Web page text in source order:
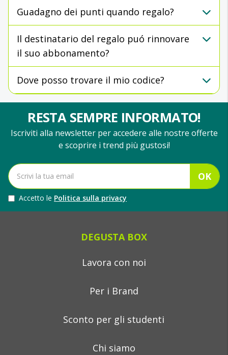
Guadagno dei punti quando regalo?
Il destinatario del regalo puó rinnovare
il suo abbonamento?
Dove posso trovare il mio codice?
RESTA SEMPRE INFORMATO!
Iscriviti alla newsletter per accedere alle nostre offerte
e scoprire i trend più gustosi!
OK
Accetto le Politica sulla privacy
DEGUSTA BOX
Lavora con noi
Per i Brand
Sconto per gli studenti
Chi siamo